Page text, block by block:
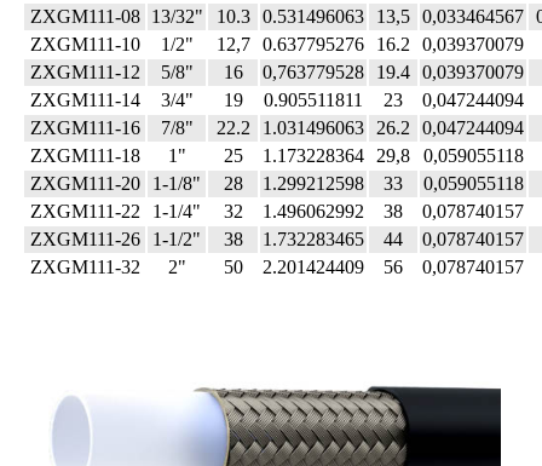
ZXGM111-08
13/32" 10.3 0.531496063 13,5 0,033464567
ZXGM111-10
1/2" 12,7 0.637795276 16.2
0,039370079
ZXGM111-12
5/8" 16 0,763779528 19.4 0,039370079
ZXGM111-14
3/4" 19 0.905511811 23 0,047244094
ZXGM111-16
7/8" 22.2 1.031496063 26.2 0,047244094
ZXGM111-18
1" 25 1.173228364 29,8 0,059055118
ZXGM111-20
1-1/8" 28 1.299212598 33 0,059055118
ZXGM111-22
1-1/4" 32 1.496062992 38
0,078740157
ZXGM111-26
1-1/2" 38 1.732283465 44
0,078740157
ZXGM111-32
2" 50 2.201424409 56 0,078740157